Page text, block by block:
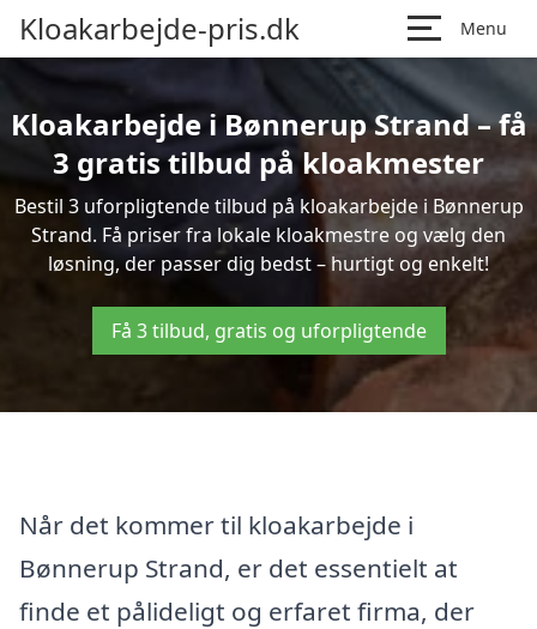
Kloakarbejde-pris.dk Menu
Kloakarbejde i Bønnerup Strand – få
3 gratis tilbud på kloakmester
Bestil 3 uforpligtende tilbud på kloakarbejde i Bønnerup
Strand. Få priser fra lokale kloakmestre og vælg den
løsning, der passer dig bedst – hurtigt og enkelt!
Få 3 tilbud, gratis og uforpligtende
Når det kommer til kloakarbejde i
Bønnerup Strand, er det essentielt at
finde et pålideligt og erfaret firma, der